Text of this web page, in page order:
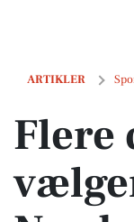
ARTIKLER
Flere danskere
Flere